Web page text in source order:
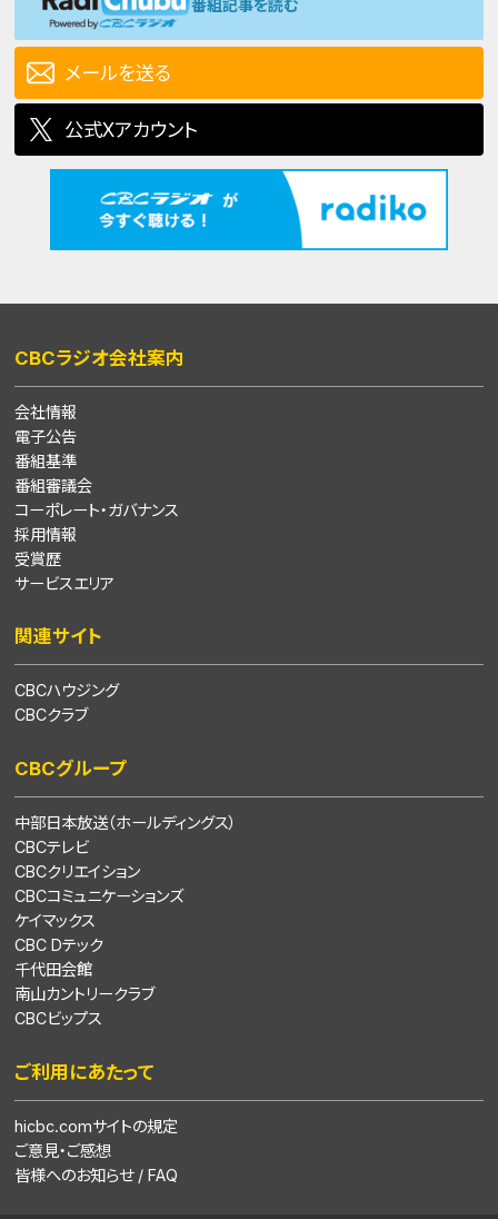
番組記事を読む
メールを送る
公式Xアカウント
CBCラジオ会社案内
会社情報
電子公告
番組基準
番組審議会
コーポレート・ガバナンス
採用情報
受賞歴
サービスエリア
関連サイト
CBCハウジング
CBCクラブ
CBCグループ
中部日本放送（ホールディングス）
CBCテレビ
CBCクリエイション
CBCコミュニケーションズ
ケイマックス
CBC Dテック
千代田会館
南山カントリークラブ
CBCビップス
ご利用にあたって
hicbc.comサイトの規定
ご意見・ご感想
皆様へのお知らせ / FAQ